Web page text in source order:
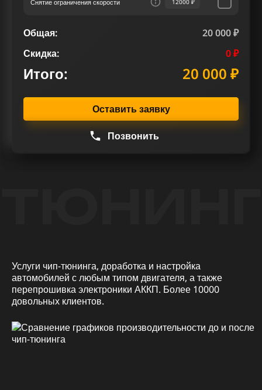
Снятие ограничения скорости 12000 ₽
Общая:
20 000 ₽
Скидка:
0 ₽
Итого: 20 000 ₽
Оставить заявку
Позвонить
Услуги чип-тюнинга, доработка и настройка
автомобилей с любым типом двигателя, а также
перепрошивка электроники АККП. Более 10000
довольных клиентов.